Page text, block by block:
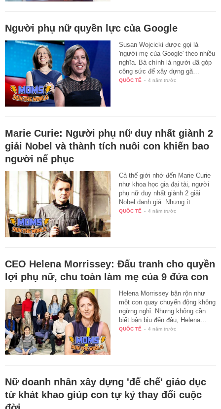
Người phụ nữ quyền lực của Google
Susan Wojcicki được gọi là
'người mẹ của Google' theo nhiều
nghĩa. Bà chính là người đã góp
công sức để xây dựng gã…
QUỐC TẾ - 4 năm trước
Marie Curie: Người phụ nữ duy nhất giành 2
giải Nobel và thành tích nuôi con khiến bao
người nể phục
Cả thế giới nhớ đến Marie Curie
như khoa học gia đại tài, người
phụ nữ duy nhất giành 2 giải
Nobel danh giá. Nhưng ít…
QUỐC TẾ - 4 năm trước
CEO Helena Morrissey: Đấu tranh cho quyền
lợi phụ nữ, chu toàn làm mẹ của 9 đứa con
Helena Morrissey bận rộn như
một con quay chuyển động không
ngừng nghỉ. Nhưng không cần
biết bận bịu đến đâu, Helena…
QUỐC TẾ - 4 năm trước
Nữ doanh nhân xây dựng 'đế chế' giáo dục
từ khát khao giúp con tự kỷ thay đổi cuộc